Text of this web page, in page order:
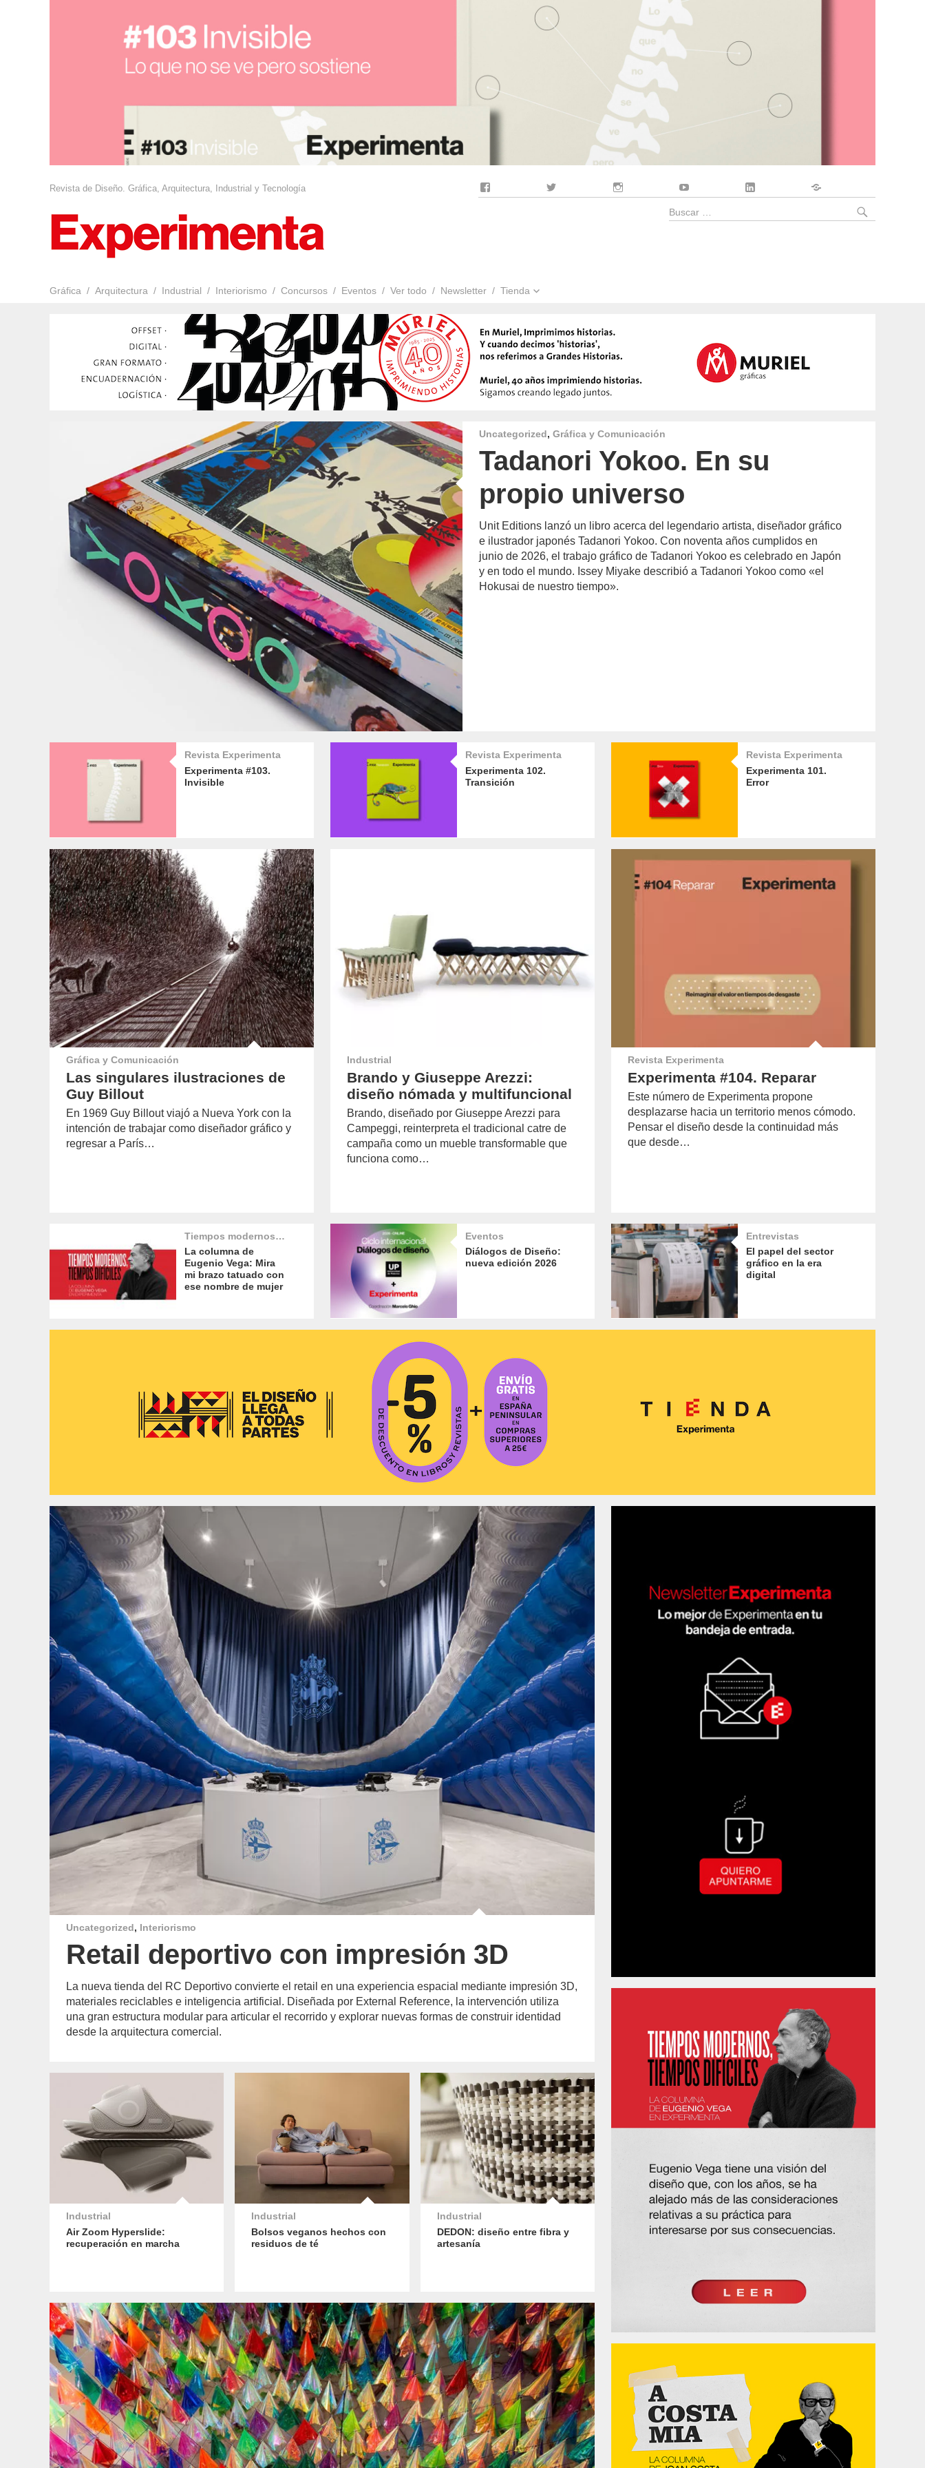
Revista de Diseño. Gráfica, Arquitectura, Industrial y Tecnología
Gráfica Arquitectura Industrial Interiorismo Concursos Eventos Ver todo Newsletter Tienda
Buscar
Uncategorized, Gráfica y Comunicación
Tadanori Yokoo. En su
propio universo
Unit Editions lanzó un libro acerca del legendario artista, diseñador gráfico
e ilustrador japonés Tadanori Yokoo. Con noventa años cumplidos en
junio de 2026, el trabajo gráfico de Tadanori Yokoo es celebrado en Japón
y en todo el mundo. Issey Miyake describió a Tadanori Yokoo como «el
Hokusai de nuestro tiempo».
Revista Experimenta
Experimenta #103.
Invisible
Revista Experimenta
Experimenta 102.
Transición
Revista Experimenta
Experimenta 101.
Error
Gráfica y Comunicación
Las singulares ilustraciones de
Guy Billout
En 1969 Guy Billout viajó a Nueva York con la
intención de trabajar como diseñador gráfico y
regresar a París…
Industrial
Brando y Giuseppe Arezzi:
diseño nómada y multifuncional
Brando, diseñado por Giuseppe Arezzi para
Campeggi, reinterpreta el tradicional catre de
campaña como un mueble transformable que
funciona como…
Revista Experimenta
Experimenta #104. Reparar
Este número de Experimenta propone
desplazarse hacia un territorio menos cómodo.
Pensar el diseño desde la continuidad más
que desde…
Tiempos modernos,
tiempos difíciles
La columna de
Eugenio Vega: Mira
mi brazo tatuado con
ese nombre de mujer
Eventos
Diálogos de Diseño:
nueva edición 2026
Entrevistas
El papel del sector
gráfico en la era
digital
Uncategorized, Interiorismo
Retail deportivo con impresión 3D
La nueva tienda del RC Deportivo convierte el retail en una experiencia espacial mediante impresión 3D,
materiales reciclables e inteligencia artificial. Diseñada por External Reference, la intervención utiliza
una gran estructura modular para articular el recorrido y explorar nuevas formas de construir identidad
desde la arquitectura comercial.
Industrial
Air Zoom Hyperslide:
recuperación en marcha
Industrial
Bolsos veganos hechos con
residuos de té
Industrial
DEDON: diseño entre fibra y
artesanía